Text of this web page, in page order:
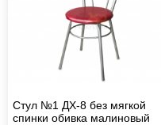
Стул №1 ДХ-8 без мягкой
спинки обивка малиновый